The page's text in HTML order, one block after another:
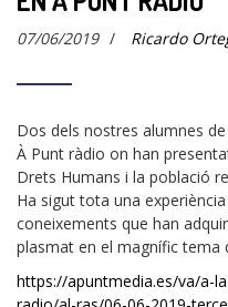
07/06/2019 / Ricardo
Dos dels nostres alumnes
À Punt ràdio on han
Drets Humans i la població
Ha sigut tota una
coneixements que han
plasmat en el magnífic tema
https://apuntmedia.es/va/a-